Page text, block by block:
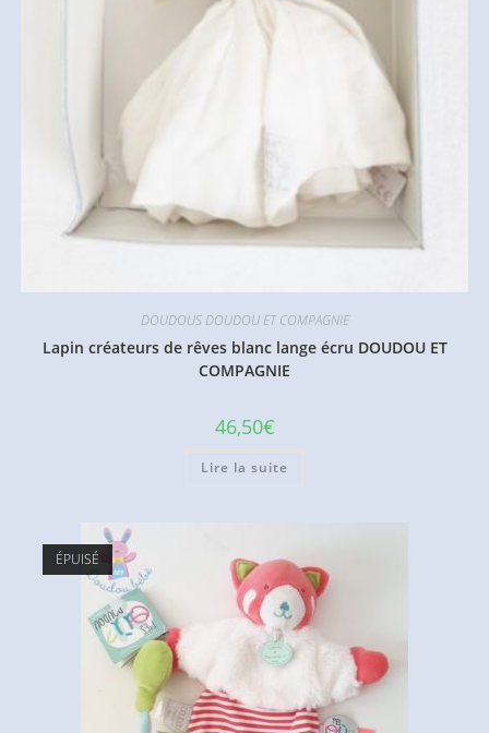
DOUDOUS DOUDOU ET COMPAGNIE
Lapin créateurs de rêves blanc lange écru DOUDOU ET
COMPAGNIE
46,50€
Lire la suite
ÉPUISÉ